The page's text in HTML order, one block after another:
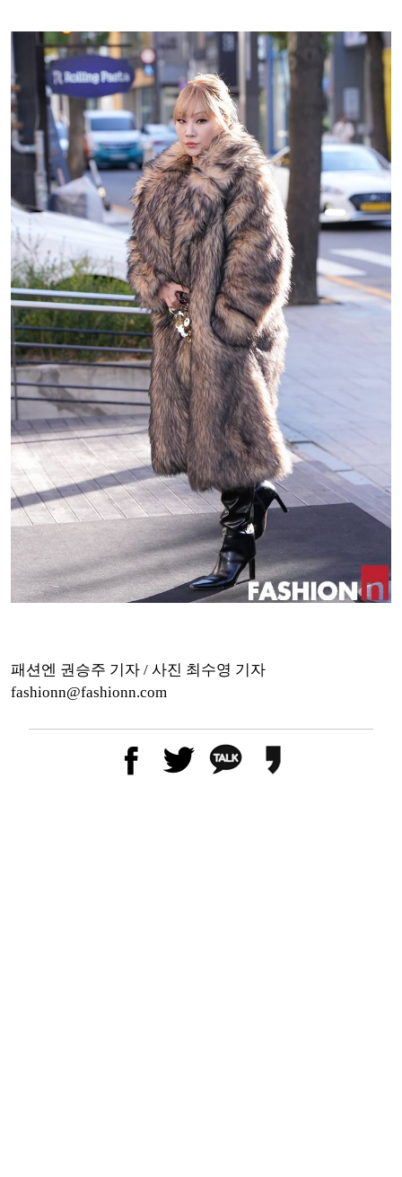
패션엔 권승주 기자 / 사진 최수영 기자
fashionn@fashionn.com